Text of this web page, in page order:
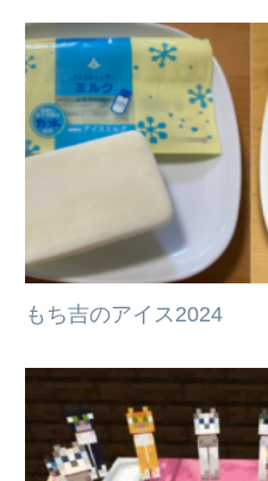
もち吉のアイス2024